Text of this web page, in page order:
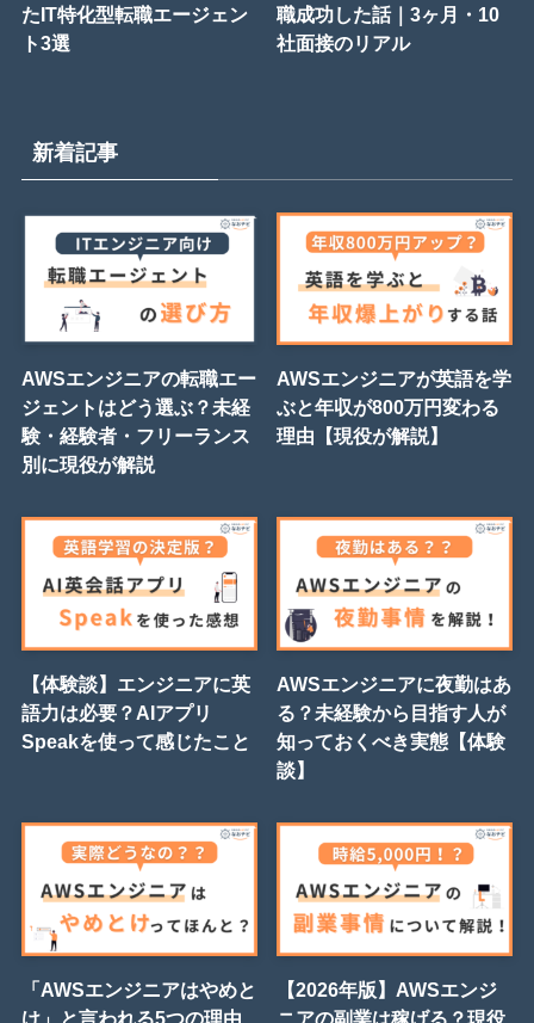
たIT特化型転職エージェン
ト3選
職成功した話｜3ヶ月・10
社面接のリアル
新着記事
AWSエンジニアの転職エー
ジェントはどう選ぶ？未経
験・経験者・フリーランス
別に現役が解説
AWSエンジニアが英語を学
ぶと年収が800万円変わる
理由【現役が解説】
【体験談】エンジニアに英
語力は必要？AIアプリ
Speakを使って感じたこと
AWSエンジニアに夜勤はあ
る？未経験から目指す人が
知っておくべき実態【体験
談】
「AWSエンジニアはやめと
け」と言われる5つの理由
【2026年版】AWSエンジ
ニアの副業は稼げる？現役